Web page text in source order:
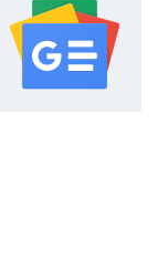
serwisu